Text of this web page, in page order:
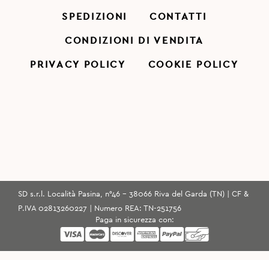
SPEDIZIONI CONTATTI
CONDIZIONI DI VENDITA
PRIVACY POLICY COOKIE POLICY
SD s.r.l. Località Pasina, n°46 - 38066 Riva del Garda (TN) | CF &
P.IVA 02813260227 | Numero REA: TN-251756
Paga in sicurezza con: